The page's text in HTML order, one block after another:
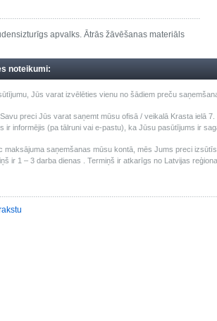
apvalks. Ātrās žāvēšanas materiāls
noteikumi:
Jūs varat izvēlēties vienu no šādiem preču
preci Jūs varat saņemt mūsu ofisā / veikalā Krasta ielā
ir informējis (pa tālruni vai e-pastu), ka Jūsu pasūtījums ir
maksājuma saņemšanas mūsu kontā, mēs Jums preci
ir 1 – 3 darba dienas . Termiņš ir atkarīgs no Latvijas reģiona.